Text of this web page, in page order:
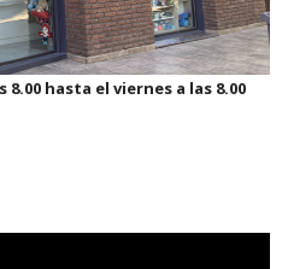
hasta el viernes a las 8.00